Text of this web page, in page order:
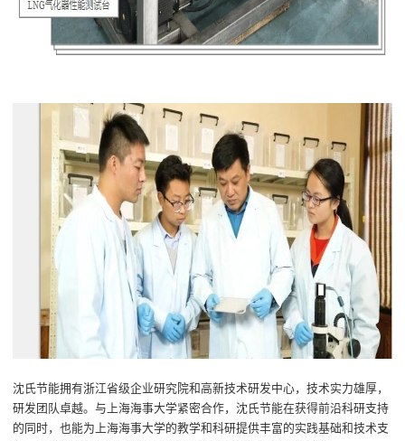
沈氏节能拥有浙江省级企业研究院和高新技术研发中心，技术实力雄厚，
研发团队卓越。与上海海事大学紧密合作，沈氏节能在获得前沿科研支持
的同时，也能为上海海事大学的教学和科研提供丰富的实践基础和技术支